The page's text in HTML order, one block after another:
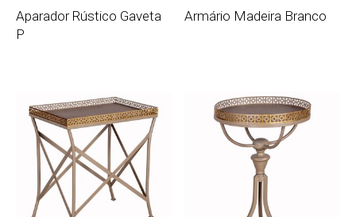
Aparador Rústico Gaveta
P
Armário Madeira Branco